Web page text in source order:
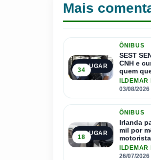
Mais
1º LUGAR
34
ÔNIBUS
SEST
CNH e
quem
ônibus
03/08/2026
2º LUGAR
18
ÔNIBUS
Irlanda
mil por
pode
1.500
26/07/2026